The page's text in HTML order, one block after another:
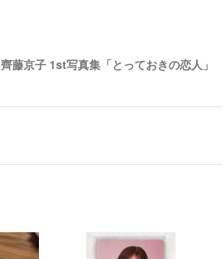
齊藤京子 1st写真集「とっておきの恋人」